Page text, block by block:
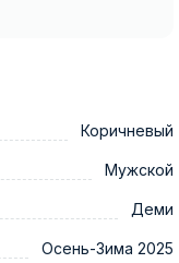
Коричневый
Мужской
Деми
Осень-Зима 2025